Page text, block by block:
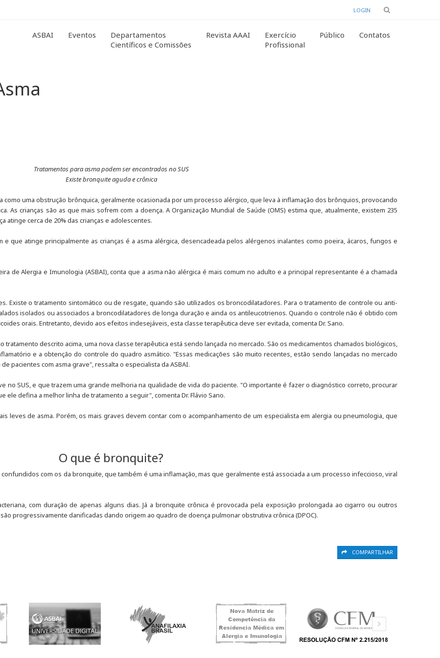
LOGIN
ASBAI Eventos
Departamentos
Científicos e Comissões
Revista AAAI
Exercício
Profissional
Público Contatos
Tratamentos para asma podem ser encontrados no SUS
Existe bronquite aguda e crônica
como uma obstrução brônquica, geralmente ocasionada por um processo alérgico, que leva à inflamação dos brônquios, provocando
As crianças são as que mais sofrem com a doença. A Organização Mundial de Saúde (OMS) estima que, atualmente, existem 235
atinge cerca de 20% das crianças e adolescentes.
e que atinge principalmente as crianças é a asma alérgica, desencadeada pelos alérgenos inalantes como poeira, ácaros, fungos e
de Alergia e Imunologia (ASBAI), conta que a asma não alérgica é mais comum no adulto e a principal representante é a chamada
Existe o tratamento sintomático ou de resgate, quando são utilizados os broncodilatadores. Para o tratamento de controle ou anti-
isolados ou associados a broncodilatadores de longa duração e ainda os antileucotrienos. Quando o controle não é obtido com
orais. Entretanto, devido aos efeitos indesejáveis, esta classe terapêutica deve ser evitada, comenta Dr. Sano.
descrito acima, uma nova classe terapêutica está sendo lançada no mercado. São os medicamentos chamados biológicos,
e a obtenção do controle do quadro asmático. "Essas medicações são muito recentes, estão sendo lançadas no mercado
pacientes com asma grave", ressalta o especialista da ASBAI.
no SUS, e que trazem uma grande melhoria na qualidade de vida do paciente. "O importante é fazer o diagnóstico correto, procurar
ele defina a melhor linha de tratamento a seguir", comenta Dr. Flávio Sano.
leves de asma. Porém, os mais graves devem contar com o acompanhamento de um especialista em alergia ou pneumologia, que
O que é bronquite?
com os da bronquite, que também é uma inflamação, mas que geralmente está associada a um processo infeccioso, viral
com duração de apenas alguns dias. Já a bronquite crônica é provocada pela exposição prolongada ao cigarro ou outros
progressivamente danificadas dando origem ao quadro de doença pulmonar obstrutiva crônica (DPOC).
COMPARTILHAR